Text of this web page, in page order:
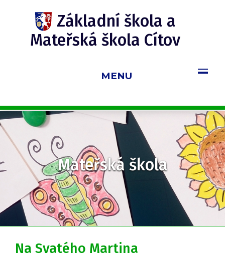
Základní škola a
Mateřská škola Cítov
MENU
Mateřská škola
Na Svatého Martina